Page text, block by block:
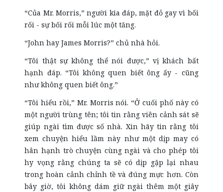
“Của Mr. Morris,” người kia đáp, mặt đỏ gay vì bối
rối - sự bối rối mỗi lúc một tăng.
“John hay James Morris?” chủ nhà hỏi.
“Tôi thật sự không thể nói được,” vị khách bất
hạnh đáp. “Tôi không quen biết ông ấy - cũng
như không quen biết ông.”
“Tôi hiểu rồi,” Mr. Morris nói. “Ở cuối phố này có
một người trùng tên; tôi tin rằng viên cảnh sát sẽ
giúp ngài tìm được số nhà. Xin hãy tin rằng tôi
xem chuyện hiểu lầm này như một dịp may có
hân hạnh trò chuyện cùng ngài và cho phép tôi
hy vọng rằng chúng ta sẽ có dịp gặp lại nhau
trong hoàn cảnh chỉnh tề và đúng mực hơn. Còn
bây giờ, tôi không dám giữ ngài thêm một giây